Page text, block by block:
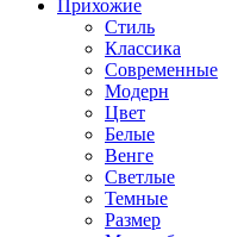
Прихожие
Стиль
Классика
Современные
Модерн
Цвет
Белые
Венге
Светлые
Темные
Размер